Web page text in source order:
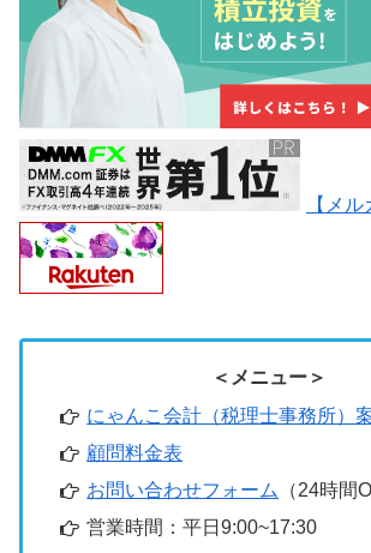
【メル
＜メニュー＞
にゃんこ会計（税理士事務所）
顧問料金表
お問い合わせフォーム
（24時間
営業時間：平日9:00~17:30